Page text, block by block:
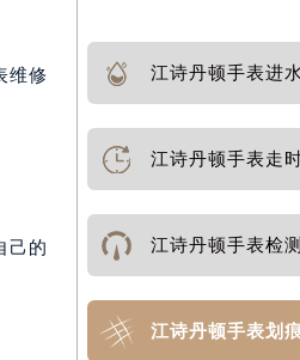
维修
己的
江诗丹顿手表进
江诗丹顿手表走
江诗丹顿手表检
江诗丹顿手表划